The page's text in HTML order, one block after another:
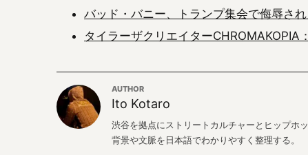
バッド・バニー、トランプ集会で侮辱さ
タイラーザクリエイターCHROMAKOPIA
AUTHOR
Ito Kotaro
渋谷を拠点にストリートカルチャーとヒップホ
背景や文脈を日本語でわかりやすく整理する。